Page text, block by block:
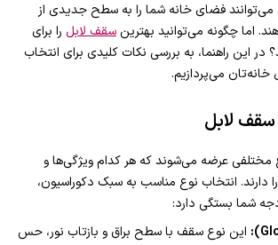
می‌توانند فضای خانه شما را به سطح جدیدی از
اما چگونه می‌توانید بهترین سقف لابل را برای
در این راهنما، به بررسی نکات کلیدی برای انتخاب
می‌پردازیم.
مختلفی عرضه می‌شوند که هر کدام ویژگی‌ها و
دارند. انتخاب نوع مناسب به سبک دکوراسیون،
شما بستگی دارد:
این نوع سقف با سطح براق و بازتاب نور، حس